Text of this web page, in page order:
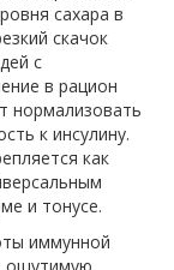
сахара в
скачок
с
в рацион
нормализовать
к инсулину.
как
и тонусе.
иммунной